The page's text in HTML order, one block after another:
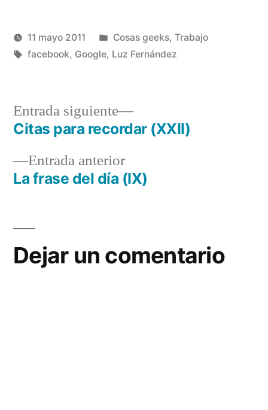
una
ventana
una
ventana
Publicado
Manuel
11 mayo 2011
Publicado
en
Cosas geeks, Trabajo
Etiquetas:
facebook, Google, Luz Fernández
Navegación
deEntrada anteriorEntrada
anterior:
La frase del día (IX)
Entrada siguiente
Entrada
siguiente:
Citas para recordar (XXII)
Dejar un comentario